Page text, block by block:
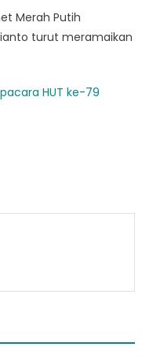
Merah Putih
turut meramaikan
HUT ke-79